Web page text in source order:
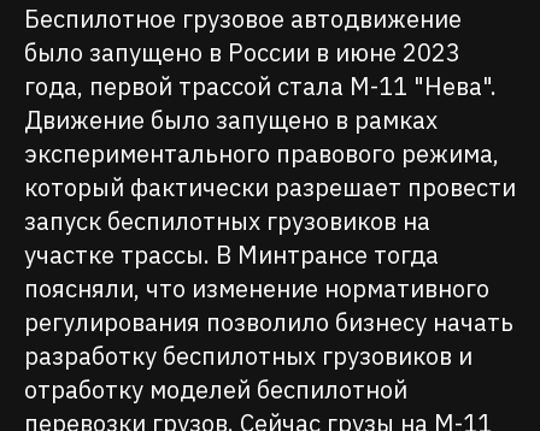
Беспилотное грузовое автодвижение
было запущено в России в июне 2023
года, первой трассой стала М-11 "Нева".
Движение было запущено в рамках
экспериментального правового режима,
который фактически разрешает провести
запуск беспилотных грузовиков на
участке трассы. В Минтрансе тогда
поясняли, что изменение нормативного
регулирования позволило бизнесу начать
разработку беспилотных грузовиков и
отработку моделей беспилотной
перевозки грузов. Сейчас грузы на М-11